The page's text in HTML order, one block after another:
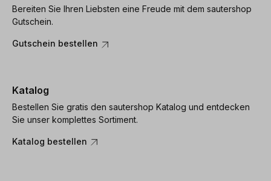
Bereiten Sie Ihren Liebsten eine Freude mit dem sautershop
Gutschein.
Gutschein bestellen
Katalog
Bestellen Sie gratis den sautershop Katalog und entdecken
Sie unser komplettes Sortiment.
Katalog bestellen